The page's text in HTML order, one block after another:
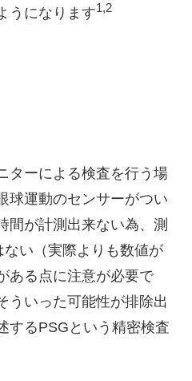
うになります​1,2​
ターによる検査を行う場
球運動のセンサーがつい
間が計測出来ない為、測
い（実際よりも数値が
ある点に注意が必要で
ういった可能性が排除出
するPSGという精密検査